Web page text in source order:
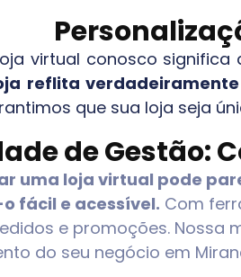
virtual conosco significa
reflita
que sua loja seja
de Gestão:
uma loja virtual pode
fácil e acessível. Com
e promoções. Nossa
do seu negócio em